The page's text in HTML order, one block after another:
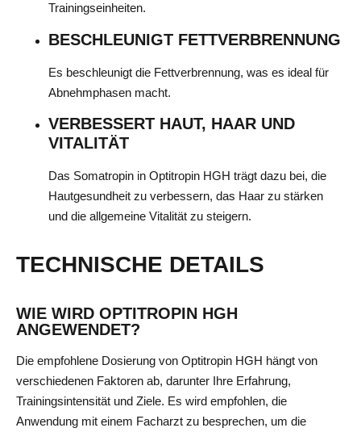
Trainingseinheiten.
BESCHLEUNIGT FETTVERBRENNUNG
Es beschleunigt die Fettverbrennung, was es ideal für
Abnehmphasen macht.
VERBESSERT HAUT, HAAR UND
VITALITÄT
Das Somatropin in Optitropin HGH trägt dazu bei, die
Hautgesundheit zu verbessern, das Haar zu stärken
und die allgemeine Vitalität zu steigern.
TECHNISCHE DETAILS
WIE WIRD OPTITROPIN HGH
ANGEWENDET?
Die empfohlene Dosierung von Optitropin HGH hängt von
verschiedenen Faktoren ab, darunter Ihre Erfahrung,
Trainingsintensität und Ziele. Es wird empfohlen, die
Anwendung mit einem Facharzt zu besprechen, um die